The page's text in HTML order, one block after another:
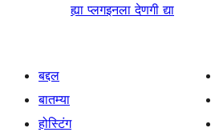
ह्या प्लगइनला देणगी द्या
बद्दल
बातम्या
होस्टिंग